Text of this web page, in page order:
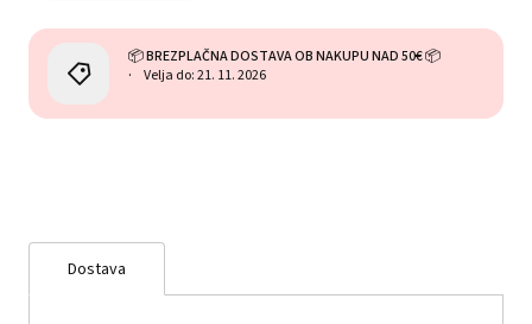
📦 BREZPLAČNA DOSTAVA OB NAKUPU NAD 50€ 📦
Velja do: 21. 11. 2026
Dostava